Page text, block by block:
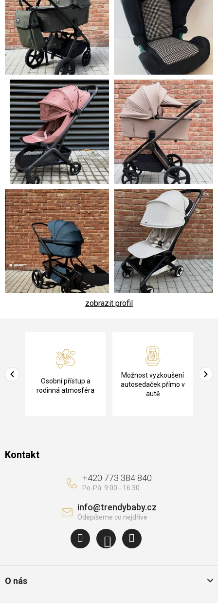
zobrazit profil
a
Osobní přístup a
rodinná atmosféra
Možnost vyzkoušení
autosedaček přímo v
autě
Kontakt
info@trendybaby.cz
+420 773 384 840
O nás